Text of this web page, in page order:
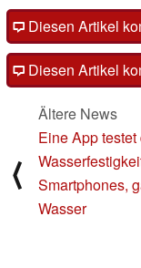
Diesen Artikel
Diesen Artikel
⟨
Ältere News
Eine App testet
Smartphones,
Wasser